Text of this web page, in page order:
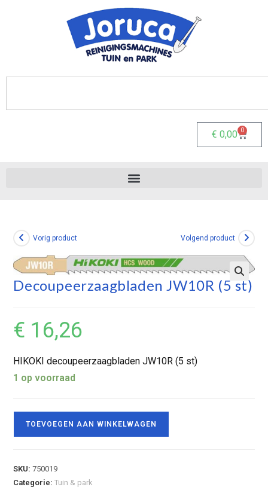
€ 0,00 0
Vorig product Volgend product
Decoupeerzaagbladen JW10R (5 st)
€ 16,26
HIKOKI decoupeerzaagbladen JW10R (5 st)
1 op voorraad
TOEVOEGEN AAN WINKELWAGEN
SKU:750019
Categorie:Tuin & park